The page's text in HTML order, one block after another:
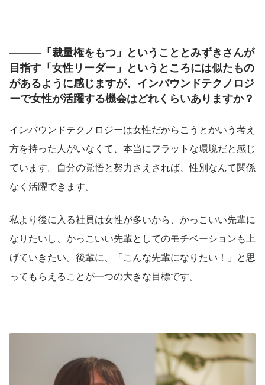
―――「裁量権をもつ」ということとみずきさんが
目指す「女性リーダー」というところには似たもの
があるように感じますが、インバウンドテクノロジ
ーで女性が活躍する機会はどれくらいありますか？
インバウンドテクノロジーは女性だからこうとかいう考え
方を持った人がいなくて、本当にフラットな環境だと感じ
ています。自分の覚悟と努力さえされば、性別なんて関係
なく活躍できます。
私より後に入る社員は女性が多いから、かっこいい先輩に
なりたいし、かっこいい先輩としてのモチベーションも上
げていきたい。後輩に、「こんな先輩になりたい！」と思
ってもらえることが一つの大きな目標です。